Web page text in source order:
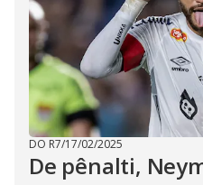
DO R7/17/02/2025
De pênalti,